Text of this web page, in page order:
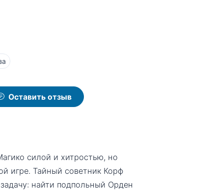
Оставить отзыв
силой и хитростью, но
игре. Тайный советник Корф
найти подпольный Орден